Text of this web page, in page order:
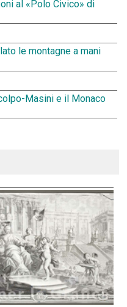
al «Polo Civico» di
le montagne a mani
Masini e il Monaco